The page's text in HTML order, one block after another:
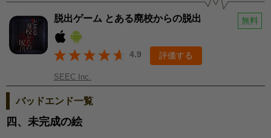
脱出ゲーム とある廃校からの脱出 無料
4.9 評価する
SEEC Inc.
バッドエンド一覧
四、未完成の絵